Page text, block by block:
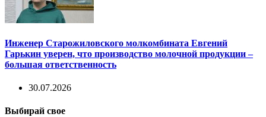
Инженер Старожиловского молкомбината Евгений
Гарькин уверен, что производство молочной продукции –
большая ответственность
30.07.2026
Выбирай свое